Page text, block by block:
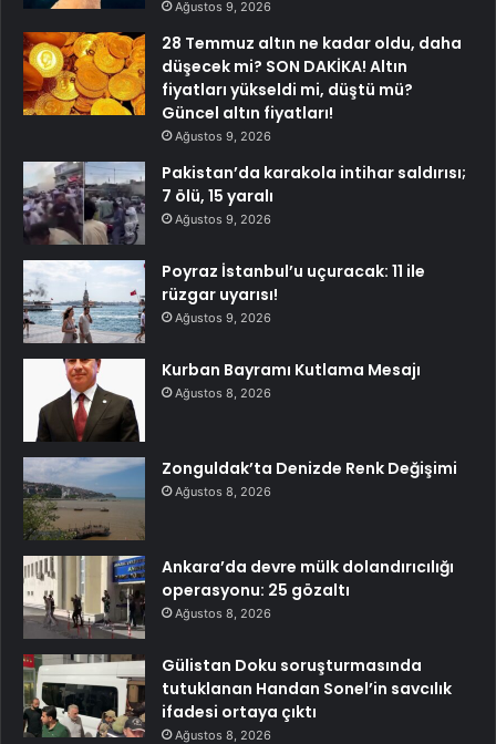
Ağustos 9, 2026
28 Temmuz altın ne kadar oldu, daha
düşecek mi? SON DAKİKA! Altın
fiyatları yükseldi mi, düştü mü?
Güncel altın fiyatları!
Ağustos 9, 2026
Pakistan’da karakola intihar saldırısı;
7 ölü, 15 yaralı
Ağustos 9, 2026
Poyraz İstanbul’u uçuracak: 11 ile
rüzgar uyarısı!
Ağustos 9, 2026
Kurban Bayramı Kutlama Mesajı
Ağustos 8, 2026
Zonguldak’ta Denizde Renk Değişimi
Ağustos 8, 2026
Ankara’da devre mülk dolandırıcılığı
operasyonu: 25 gözaltı
Ağustos 8, 2026
Gülistan Doku soruşturmasında
tutuklanan Handan Sonel’in savcılık
ifadesi ortaya çıktı
Ağustos 8, 2026